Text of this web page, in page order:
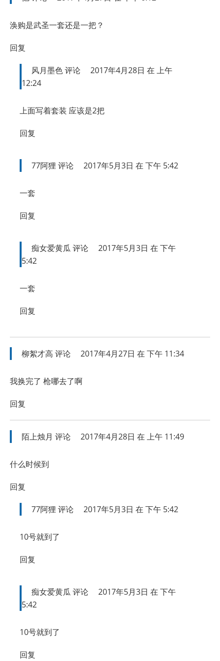
涣购是武圣一套还是一把？
回复
风月墨色评论
2017年4月28日 在 上午
12:24
上面写着套装 应该是2把
回复
77阿狸 评论 2017年5月3日 在 下午 5:42
一套
回复
痴女爱黄瓜 评论
2017年5月3日 在 下午
5:42
一套
回复
柳絮才高 评论 2017年4月27日 在 下午 11:34
我换完了 枪哪去了啊
回复
陌上烛月 评论 2017年4月28日 在 上午 11:49
什么时候到
回复
77阿狸 评论 2017年5月3日 在 下午 5:42
10号就到了
回复
痴女爱黄瓜 评论
2017年5月3日 在 下午
5:42
10号就到了
回复